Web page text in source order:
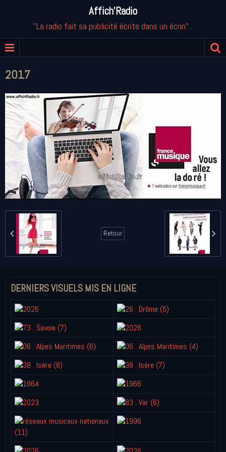
Affich'Radio
"La radio fait sa publicité écrite dans un écrin"...
2017
Retour
DERNIERS VISUELS MIS EN LIGNE